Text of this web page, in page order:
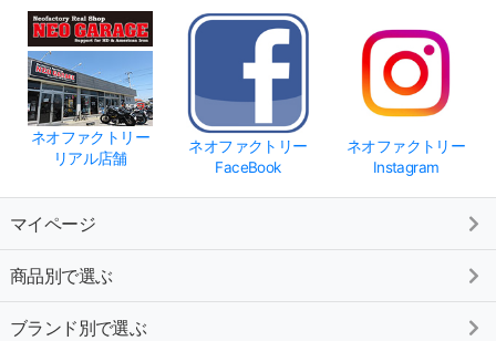
ネオファクトリー
リアル店舗
ネオファクトリー
FaceBook
ネオファクトリー
Instagram
マイページ
商品別で選ぶ
ブランド別で選ぶ